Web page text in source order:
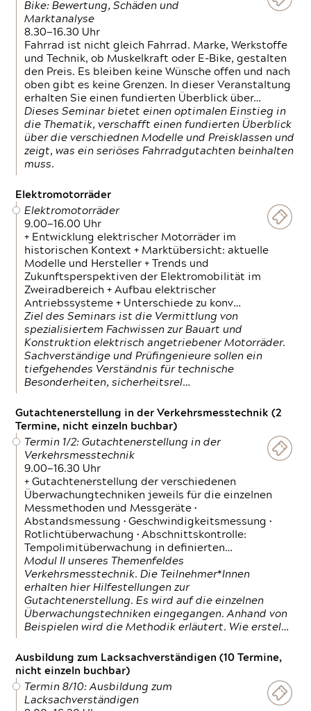
Bike: Bewertung, Schäden und
Marktanalyse
8.30—16.30 Uhr
Fahrrad ist nicht gleich Fahrrad. Marke, Werkstoffe
und Technik, ob Muskelkraft oder E-Bike, gestalten
den Preis. Es bleiben keine Wünsche offen und nach
oben gibt es keine Grenzen. In dieser Veranstaltung
erhalten Sie einen fundierten Überblick über…
Dieses Seminar bietet einen optimalen Einstieg in
die Thematik, verschafft einen fundierten Überblick
über die verschiednen Modelle und Preisklassen und
zeigt, was ein seriöses Fahrradgutachten beinhalten
muss.
Elektromotorräder
Elektromotorräder
9.00—16.00 Uhr
+ Entwicklung elektrischer Motorräder im
historischen Kontext + Marktübersicht: aktuelle
Modelle und Hersteller + Trends und
Zukunftsperspektiven der Elektromobilität im
Zweiradbereich + Aufbau elektrischer
Antriebssysteme + Unterschiede zu konv…
Ziel des Seminars ist die Vermittlung von
spezialisiertem Fachwissen zur Bauart und
Konstruktion elektrisch angetriebener Motorräder.
Sachverständige und Prüfingenieure sollen ein
tiefgehendes Verständnis für technische
Besonderheiten, sicherheitsrel…
Gutachtenerstellung in der Verkehrsmesstechnik (2
Termine, nicht einzeln buchbar)
Termin 1/2: Gutachtenerstellung in der
Verkehrsmesstechnik
9.00—16.30 Uhr
+ Gutachtenerstellung der verschiedenen
Überwachungtechniken jeweils für die einzelnen
Messmethoden und Messgeräte •
Abstandsmessung • Geschwindigkeitsmessung •
Rotlichtüberwachung • Abschnittskontrolle:
Tempolimitüberwachung in definierten…
Modul II unseres Themenfeldes
Verkehrsmesstechnik. Die Teilnehmer*Innen
erhalten hier Hilfestellungen zur
Gutachtenerstellung. Es wird auf die einzelnen
Überwachungstechniken eingegangen. Anhand von
Beispielen wird die Methodik erläutert. Wie erstel…
Ausbildung zum Lacksachverständigen (10 Termine,
nicht einzeln buchbar)
Termin 8/10: Ausbildung zum
Lacksachverständigen